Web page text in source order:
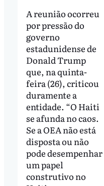
A reunião ocorreu
por pressão do
governo
estadunidense de
Donald Trump
que, na quinta-
feira (26), criticou
duramente a
entidade. “O Haiti
se afunda no caos.
Se a OEA não está
disposta ou não
pode desempenhar
um papel
construtivo no